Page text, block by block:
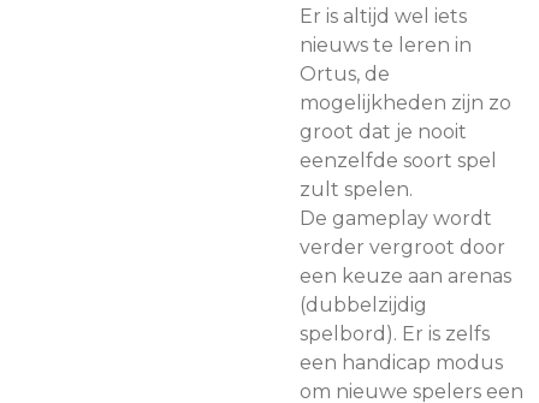
Er is altijd wel iets
nieuws te leren in
Ortus, de
mogelijkheden zijn zo
groot dat je nooit
eenzelfde soort spel
zult spelen.
De gameplay wordt
verder vergroot door
een keuze aan arenas
(dubbelzijdig
spelbord). Er is zelfs
een handicap modus
om nieuwe spelers een